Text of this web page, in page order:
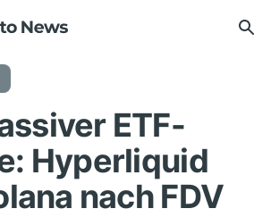
ETF-
Hyperliquid
nach FDV